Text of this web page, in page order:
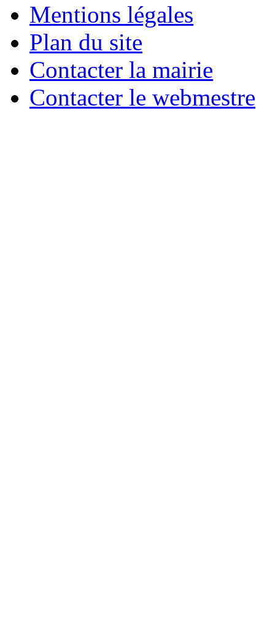
Mentions légales
Plan du site
Contacter la mairie
Contacter le webmestre